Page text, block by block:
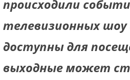
происходили
телевизионных
доступны для
выходные может